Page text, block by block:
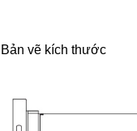
Bản vẽ kích thước